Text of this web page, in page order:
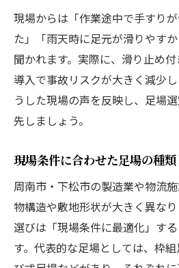
現場からは「作業途中で手すり
た」「雨天時に足元が滑りやす
聞かれます。実際に、滑り止め
導入で事故リスクが大きく減少
うした現場の声を反映し、足場
先しましょう。
現場条件に合わせた足場の種
周南市・下松市の製造業や物流
物構造や敷地形状が大きく異な
選びは「現場条件に最適化」す
す。代表的な足場としては、枠